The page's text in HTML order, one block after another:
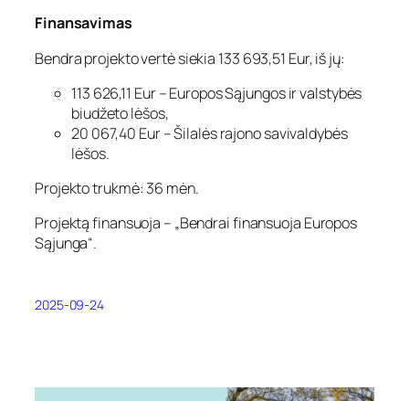
Finansavimas
Bendra projekto vertė siekia 133 693,51 Eur, iš jų:
113 626,11 Eur – Europos Sąjungos ir valstybės
biudžeto lėšos,
20 067,40 Eur – Šilalės rajono savivaldybės
lėšos.
Projekto trukmė: 36 mėn.
Projektą finansuoja – „Bendrai finansuoja Europos
Sąjunga“.
2025-09-24